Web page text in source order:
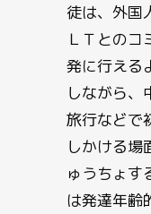
徒は、外国
ＬＴとのコ
発に行える
しながら、
旅行などで
しかける場
ゅうちょす
は発達年齢